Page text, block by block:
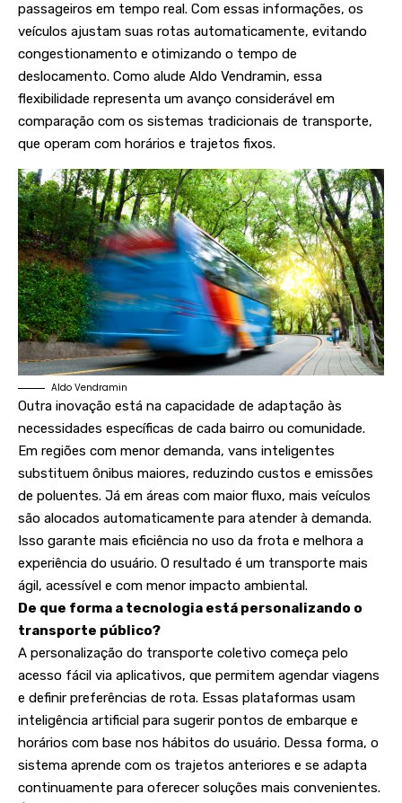
passageiros em tempo real. Com essas informações, os
veículos ajustam suas rotas automaticamente, evitando
congestionamento e otimizando o tempo de
deslocamento. Como alude Aldo Vendramin, essa
flexibilidade representa um avanço considerável em
comparação com os sistemas tradicionais de transporte,
que operam com horários e trajetos fixos.
Aldo Vendramin
Outra inovação está na capacidade de adaptação às
necessidades específicas de cada bairro ou comunidade.
Em regiões com menor demanda, vans inteligentes
substituem ônibus maiores, reduzindo custos e emissões
de poluentes. Já em áreas com maior fluxo, mais veículos
são alocados automaticamente para atender à demanda.
Isso garante mais eficiência no uso da frota e melhora a
experiência do usuário. O resultado é um transporte mais
ágil, acessível e com menor impacto ambiental.
De que forma a tecnologia está personalizando o
transporte público?
A personalização do transporte coletivo começa pelo
acesso fácil via aplicativos, que permitem agendar viagens
e definir preferências de rota. Essas plataformas usam
inteligência artificial para sugerir pontos de embarque e
horários com base nos hábitos do usuário. Dessa forma, o
sistema aprende com os trajetos anteriores e se adapta
continuamente para oferecer soluções mais convenientes.